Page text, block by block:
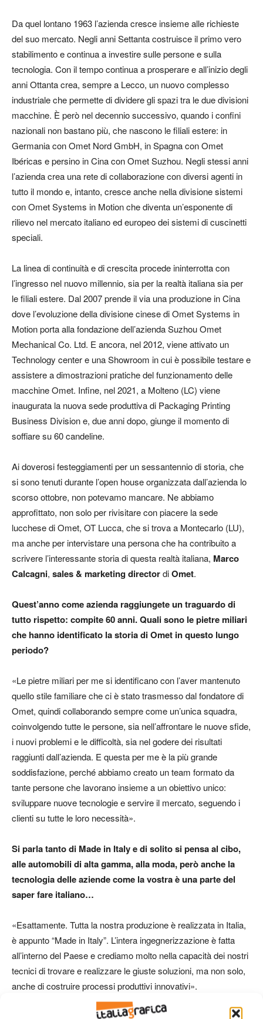
Da quel lontano 1963 l’azienda cresce insieme alle richieste
del suo mercato. Negli anni Settanta costruisce il primo vero
stabilimento e continua a investire sulle persone e sulla
tecnologia. Con il tempo continua a prosperare e all’inizio degli
anni Ottanta crea, sempre a Lecco, un nuovo complesso
industriale che permette di dividere gli spazi tra le due divisioni
macchine. È però nel decennio successivo, quando i confini
nazionali non bastano più, che nascono le filiali estere: in
Germania con Omet Nord GmbH, in Spagna con Omet
Ibéricas e persino in Cina con Omet Suzhou. Negli stessi anni
l’azienda crea una rete di collaborazione con diversi agenti in
tutto il mondo e, intanto, cresce anche nella divisione sistemi
con Omet Systems in Motion che diventa un’esponente di
rilievo nel mercato italiano ed europeo dei sistemi di cuscinetti
speciali.
La linea di continuità e di crescita procede ininterrotta con
l’ingresso nel nuovo millennio, sia per la realtà italiana sia per
le filiali estere. Dal 2007 prende il via una produzione in Cina
dove l’evoluzione della divisione cinese di Omet Systems in
Motion porta alla fondazione dell’azienda Suzhou Omet
Mechanical Co. Ltd. E ancora, nel 2012, viene attivato un
Technology center e una Showroom in cui è possibile testare e
assistere a dimostrazioni pratiche del funzionamento delle
macchine Omet. Infine, nel 2021, a Molteno (LC) viene
inaugurata la nuova sede produttiva di Packaging Printing
Business Division e, due anni dopo, giunge il momento di
soffiare su 60 candeline.
Ai doverosi festeggiamenti per un sessantennio di storia, che
si sono tenuti durante l’open house organizzata dall’azienda lo
scorso ottobre, non potevamo mancare. Ne abbiamo
approfittato, non solo per rivisitare con piacere la sede
lucchese di Omet, OT Lucca, che si trova a Montecarlo (LU),
ma anche per intervistare una persona che ha contribuito a
scrivere l’interessante storia di questa realtà italiana, Marco
Calcagni, sales & marketing directordiOmet.
Quest’anno come azienda raggiungete un traguardo di
tutto rispetto: compite 60 anni. Quali sono le pietre miliari
che hanno identificato la storia di Omet in questo lungo
periodo?
«Le pietre miliari per me si identificano con l’aver mantenuto
quello stile familiare che ci è stato trasmesso dal fondatore di
Omet, quindi collaborando sempre come un’unica squadra,
coinvolgendo tutte le persone, sia nell’affrontare le nuove sfide,
i nuovi problemi e le difficoltà, sia nel godere dei risultati
raggiunti dall’azienda. E questa per me è la più grande
soddisfazione, perché abbiamo creato un team formato da
tante persone che lavorano insieme a un obiettivo unico:
sviluppare nuove tecnologie e servire il mercato, seguendo i
clienti su tutte le loro necessità».
Si parla tanto di Made in Italy e di solito si pensa al cibo,
alle automobili di alta gamma, alla moda, però anche la
tecnologia delle aziende come la vostra è una parte del
saper fare italiano…
«Esattamente. Tutta la nostra produzione è realizzata in Italia,
è appunto “Made in Italy”. L’intera ingegnerizzazione è fatta
all’interno del Paese e crediamo molto nella capacità dei nostri
tecnici di trovare e realizzare le giuste soluzioni, ma non solo,
anche di costruire processi produttivi innovativi».